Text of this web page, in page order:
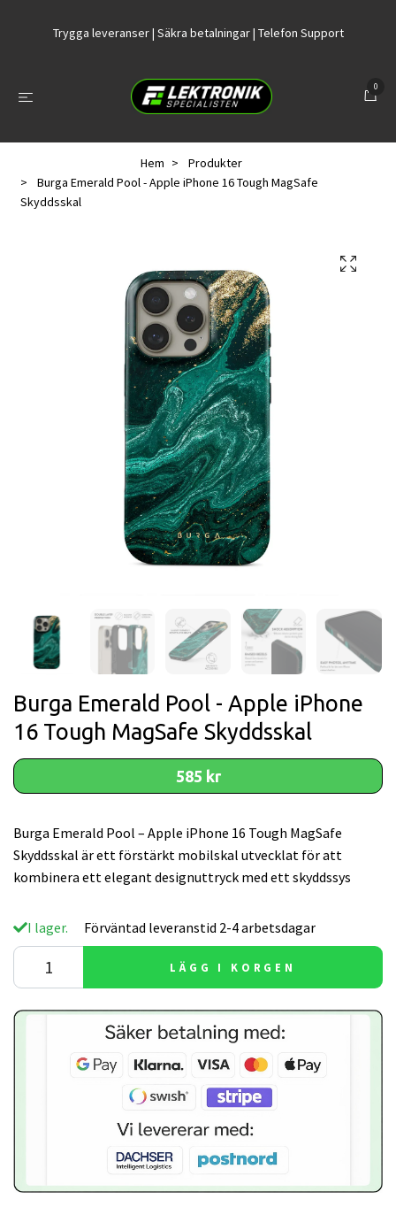
Trygga leveranser | Säkra betalningar | Telefon Support
0
Hem
Produkter
Burga Emerald Pool - Apple iPhone 16 Tough MagSafe
Skyddsskal
Burga Emerald Pool - Apple iPhone
16 Tough MagSafe Skyddsskal
585 kr
Burga Emerald Pool – Apple iPhone 16 Tough MagSafe
Skyddsskal är ett förstärkt mobilskal utvecklat för att
kombinera ett elegant designuttryck med ett skyddssys
I lager. Förväntad leveranstid 2-4 arbetsdagar
LÄGG I KORGEN